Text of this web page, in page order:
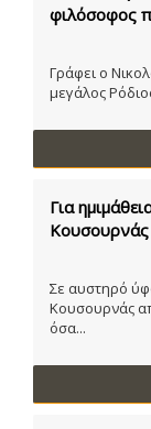
φιλόσοφος
Γράφει ο
μεγάλος
Για
Κουσουρνάς
Σε αυστηρό
Κουσουρνάς
όσα...